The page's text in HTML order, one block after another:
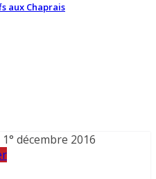
aux Chaprais